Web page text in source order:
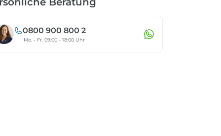
0800 900 800 2
Mo. - Fr. 09:00 - 18:00 Uhr